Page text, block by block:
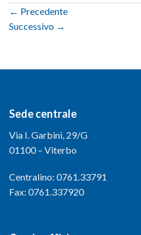
← Precedente
Successivo →
Sede centrale
Via I. Garbini, 29/G
01100 – Viterbo
Centralino: 0761.33791
Fax: 0761.337920